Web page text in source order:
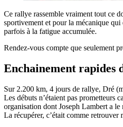
Ce rallye rassemble vraiment tout ce
sportivement et pour la mécanique qui
parfois à la fatigue accumulée.
Rendez-vous compte que seulement
Enchainement rapides
Sur 2.200 km, 4 jours de rallye, Dré
Les débuts n’étaient pas prometteurs
organisation dont Joseph Lambert a
La récupérer, c’était comme retrouver